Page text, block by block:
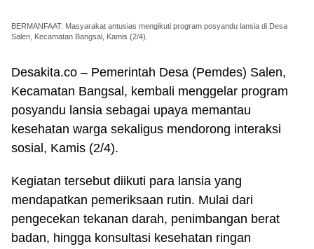
BERMANFAAT: Masyarakat antusias mengikuti program posyandu lansia di Desa
Salen, Kecamatan Bangsal, Kamis (2/4).
Desakita.co – Pemerintah Desa (Pemdes) Salen,
Kecamatan Bangsal, kembali menggelar program
posyandu lansia sebagai upaya memantau
kesehatan warga sekaligus mendorong interaksi
sosial, Kamis (2/4).
Kegiatan tersebut diikuti para lansia yang
mendapatkan pemeriksaan rutin. Mulai dari
pengecekan tekanan darah, penimbangan berat
badan, hingga konsultasi kesehatan ringan